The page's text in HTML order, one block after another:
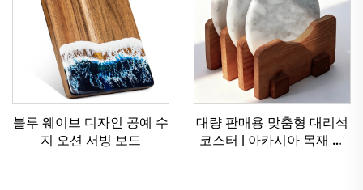
블루 웨이브 디자인 ‌공예 수
지 오션 서빙 보드
대량 판매용 맞춤형 대리석
코스터 | 아카시아 목재 스